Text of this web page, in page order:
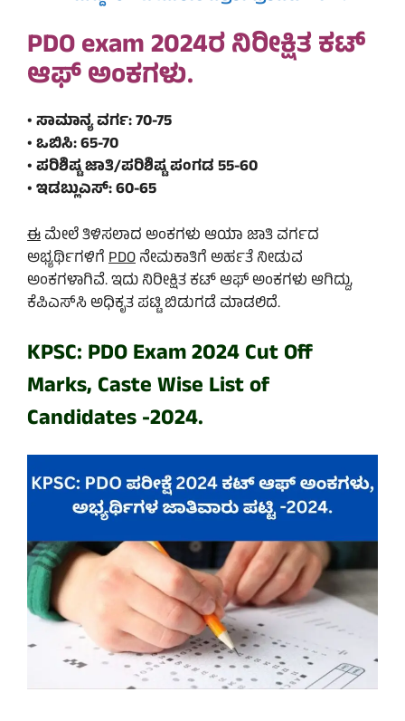
PDO exam 2024ರ ನಿರೀಕ್ಷಿತ ಕಟ್
ಆಫ್ ಅಂಕಗಳು.
• ಸಾಮಾನ್ಯ ವರ್ಗ: 70-75
• ಒಬಿಸಿ: 65-70
• ಪರಿಶಿಷ್ಟ ಜಾತಿ/ಪರಿಶಿಷ್ಟ ಪಂಗಡ 55-60
• ಇಡಬ್ಲುಎಸ್: 60-65
ಈಮೇಲೆ ತಿಳಿಸಲಾದ ಅಂಕಗಳು ಆಯಾ ಜಾತಿ ವರ್ಗದ
ಅಭ್ಯರ್ಥಿಗಳಿಗೆPDOನೇಮಕಾತಿಗೆ ಅರ್ಹತೆ ನೀಡುವ
ಅಂಕಗಳಾಗಿವೆ. ಇದು ನಿರೀಕ್ಷಿತ ಕಟ್ ಆಫ್ ಅಂಕಗಳು ಆಗಿದ್ದು,
ಕೆಪಿಎಸ್‌ಸಿ ಅಧಿಕೃತ ಪಟ್ಟಿ ಬಿಡುಗಡೆ ಮಾಡಲಿದೆ.
KPSC: PDO Exam 2024 Cut Off
Marks, Caste Wise List of
Candidates -2024.